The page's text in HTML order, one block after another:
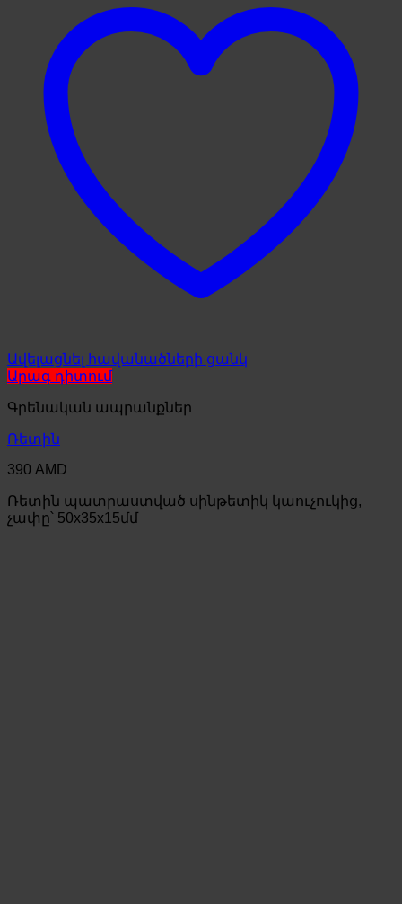
Ավելացնել հավանածների ցանկ
Արագ դիտում
Գրենական ապրանքներ
Ռետին
390 AMD
Ռետին պատրաստված սինթետիկ կաուչուկից,
չափը՝ 50x35x15մմ